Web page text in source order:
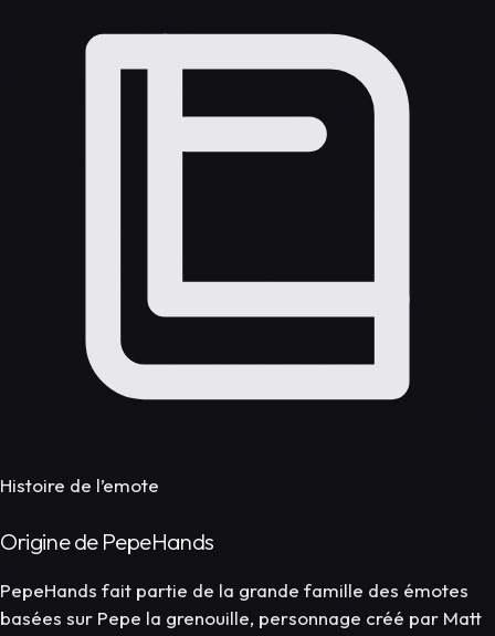
Histoire de l’emote
Origine de PepeHands
PepeHands fait partie de la grande famille des émotes
basées sur Pepe la grenouille, personnage créé par Matt